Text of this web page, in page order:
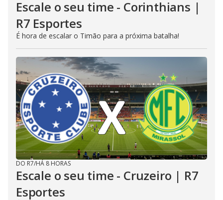
Escale o seu time - Corinthians |
R7 Esportes
É hora de escalar o Timão para a próxima batalha!
DO R7/HÁ 8 HORAS
Escale o seu time - Cruzeiro | R7
Esportes